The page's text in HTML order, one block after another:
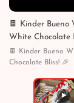
🍫 Kinder Bueno
White Chocolate
🍫 Kinder Bueno
Chocolate Bliss! 🎉
▶